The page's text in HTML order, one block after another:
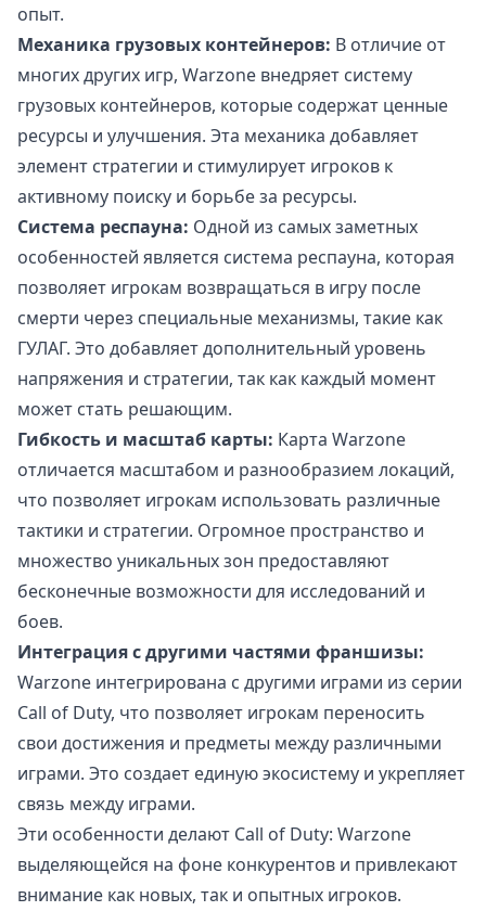
опыт.
Механика грузовых контейнеров: В отличие от
многих других игр, Warzone внедряет систему
грузовых контейнеров, которые содержат ценные
ресурсы и улучшения. Эта механика добавляет
элемент стратегии и стимулирует игроков к
активному поиску и борьбе за ресурсы.
Система респауна: Одной из самых заметных
особенностей является система респауна, которая
позволяет игрокам возвращаться в игру после
смерти через специальные механизмы, такие как
ГУЛАГ. Это добавляет дополнительный уровень
напряжения и стратегии, так как каждый момент
может стать решающим.
Гибкость и масштаб карты: Карта Warzone
отличается масштабом и разнообразием локаций,
что позволяет игрокам использовать различные
тактики и стратегии. Огромное пространство и
множество уникальных зон предоставляют
бесконечные возможности для исследований и
боев.
Интеграция с другими частями франшизы:
Warzone интегрирована с другими играми из серии
Call of Duty, что позволяет игрокам переносить
свои достижения и предметы между различными
играми. Это создает единую экосистему и укрепляет
связь между играми.
Эти особенности делают Call of Duty: Warzone
выделяющейся на фоне конкурентов и привлекают
внимание как новых, так и опытных игроков.